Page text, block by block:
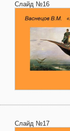
Слайд №16
Слайд №17